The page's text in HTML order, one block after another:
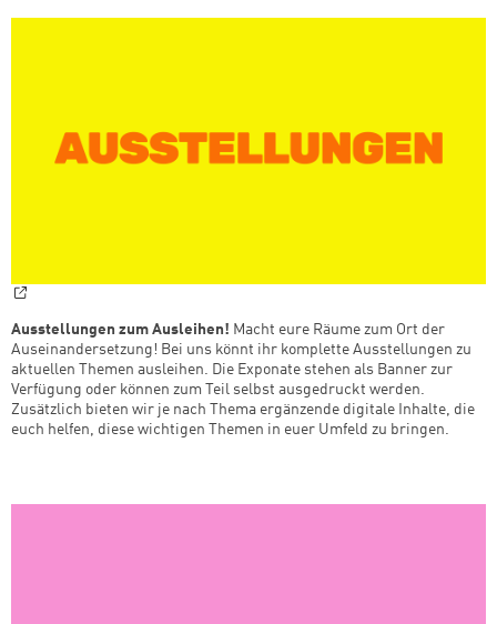
Ausstellungen zum Ausleihen! Macht eure Räume zum Ort der
Auseinandersetzung! Bei uns könnt ihr komplette Ausstellungen zu
aktuellen Themen ausleihen. Die Exponate stehen als Banner zur
Verfügung oder können zum Teil selbst ausgedruckt werden.
Zusätzlich bieten wir je nach Thema ergänzende digitale Inhalte, die
euch helfen, diese wichtigen Themen in euer Umfeld zu bringen.